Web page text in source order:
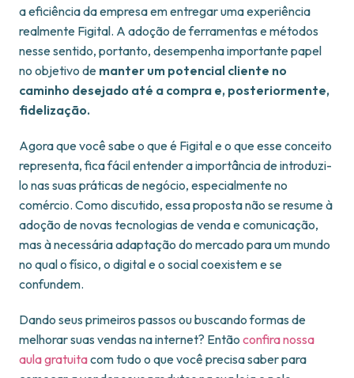
a eficiência da empresa em entregar uma experiência
realmente Figital. A adoção de ferramentas e métodos
nesse sentido, portanto, desempenha importante papel
no objetivo de manter um potencial cliente no
caminho desejado até a compra e, posteriormente,
fidelização.
Agora que você sabe o que é Figital e o que esse conceito
representa, fica fácil entender a importância de introduzi-
lo nas suas práticas de negócio, especialmente no
comércio. Como discutido, essa proposta não se resume à
adoção de novas tecnologias de venda e comunicação,
mas à necessária adaptação do mercado para um mundo
no qual o físico, o digital e o social coexistem e se
confundem.
Dando seus primeiros passos ou buscando formas de
melhorar suas vendas na internet? Então confira nossa
aula gratuitacom tudo o que você precisa saber para